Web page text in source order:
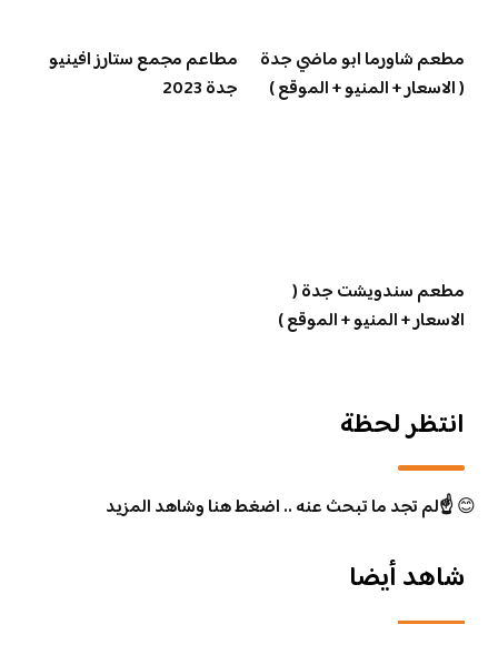
مطعم شاورما ابو ماضي جدة
( الاسعار + المنيو + الموقع )
مطاعم مجمع ستارز افينيو
جدة 2023
مطعم سندويشت جدة (
الاسعار + المنيو + الموقع )
انتظر لحظة
😊☝️لم تجد ما تبحث عنه .. اضغط هنا وشاهد المزيد
شاهد أيضا